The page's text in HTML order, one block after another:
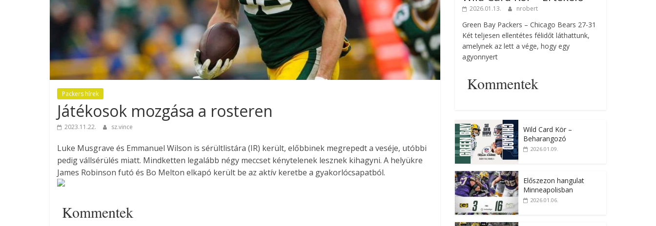
Packers hírek
Játékosok mozgása a rosteren
2023.11.22. sz.vince
Luke Musgrave és Emmanuel Wilson is sérültlistára (IR) került, előbbinek megrepedt a veséje, utóbbi
pedig vállsérülés miatt. Mindketten legalább négy meccset kénytelenek lesznek kihagyni. A helyükre
James Robinson futó és Bo Melton elkapó került be az aktív keretbe a gyakorlócsapatból.
Kommentek
2026.01.13. nrobert
Green Bay Packers – Chicago Bears 27-31
Két teljesen ellentétes félidőt láthattunk,
amelynek az lett a vége, hogy egy
agyonnyert
Kommentek
Wild Card Kör –
Beharangozó
2026.01.09.
Előszezon hangulat
Minneapolisban
2026.01.06.